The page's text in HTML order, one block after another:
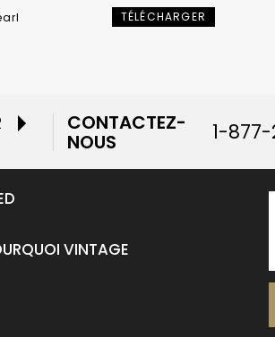
TÉLÉCHARGER
CONTACTEZ-
NOUS 1-
VINTAGE